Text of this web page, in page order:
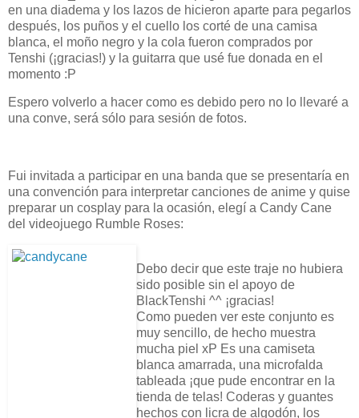
en una diadema y los lazos de hicieron aparte para pegarlos
después, los puños y el cuello los corté de una camisa
blanca, el moño negro y la cola fueron comprados por
Tenshi (¡gracias!) y la guitarra que usé fue donada en el
momento :P
Espero volverlo a hacer como es debido pero no lo llevaré a
una conve, será sólo para sesión de fotos.
Fui invitada a participar en una banda que se presentaría en
una convención para interpretar canciones de anime y quise
preparar un cosplay para la ocasión, elegí a Candy Cane
del videojuego Rumble Roses:
Debo decir que este traje no hubiera
sido posible sin el apoyo de
BlackTenshi ^^ ¡gracias!
Como pueden ver este conjunto es
muy sencillo, de hecho muestra
mucha piel xP Es una camiseta
blanca amarrada, una microfalda
tableada ¡que pude encontrar en la
tienda de telas! Coderas y guantes
hechos con licra de algodón, los